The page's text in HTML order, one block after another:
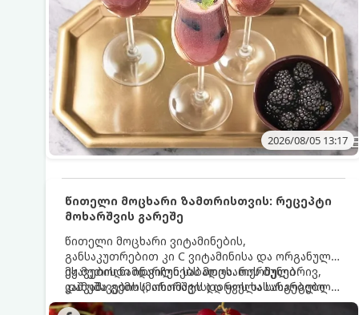
2026/08/05 13:17
წითელი მოცხარი ზამთრისთვის: რეცეპტი
მოხარშვის გარეშე
წითელი მოცხარი ვიტამინების,
განსაკუთრებით კი C ვიტამინისა და ორგანული
მჟავების ნამდვილი საბადოა. თერმული
დამუშავების (მოხარშვის) დროს სასარგებლო
ნივთიერებების დიდი ნაწილი იშლება. ამიტომ,
ეს მეთოდი ინარჩუნებს მოცხარის ბუნებრივ,
კაშკაშა გემოს, არომატს და ყველა სასარგებლო
თვისებას.